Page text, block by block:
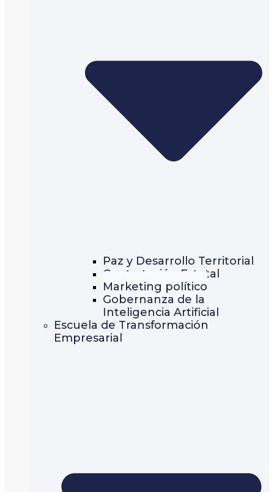
Paz y Desarrollo Territorial
Contratación Estatal
Marketing político
Gobernanza de la
Inteligencia Artificial
Escuela de Transformación
Empresarial